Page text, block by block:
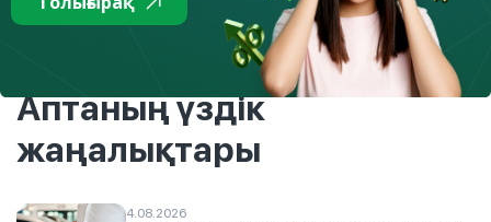
Тізімге
Аптаның үздік
жаңалықтары
4.08.2026